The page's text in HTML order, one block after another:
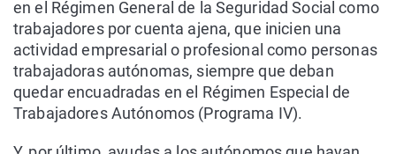
en el Régimen General de la Seguridad Social como
trabajadores por cuenta ajena, que inicien una
actividad empresarial o profesional como personas
trabajadoras autónomas, siempre que deban
quedar encuadradas en el Régimen Especial de
Trabajadores Autónomos (Programa IV).